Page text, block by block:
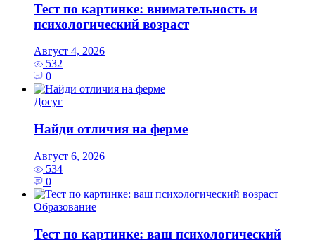
Тест по картинке: внимательность и
психологический возраст
Август 4, 2026
532
0
Досуг
Найди отличия на ферме
Август 6, 2026
534
0
Образование
Тест по картинке: ваш психологический